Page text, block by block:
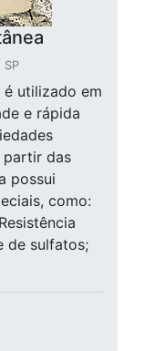
SP
é utilizado em
e rápida
partir das
possui
como:
de sulfatos;